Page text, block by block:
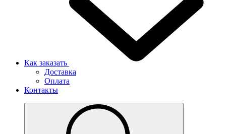
Как заказать
Доставка
Оплата
Контакты